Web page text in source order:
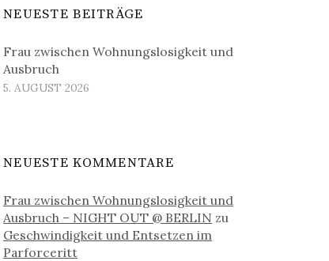
NEUESTE BEITRÄGE
Frau zwischen Wohnungslosigkeit und
Ausbruch
5. AUGUST 2026
NEUESTE KOMMENTARE
Frau zwischen Wohnungslosigkeit und
Ausbruch – NIGHT OUT @ BERLIN zu
Geschwindigkeit und Entsetzen im
Parforceritt